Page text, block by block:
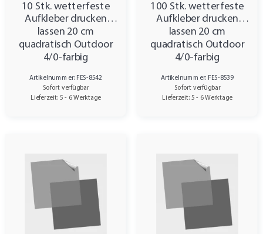
10 Stk. wetterfeste
Aufkleber drucken
lassen 20 cm
quadratisch Outdoor
4/0-farbig
Artikelnummer: FES-8542
Sofort verfügbar
Lieferzeit: 5 - 6 Werktage
100 Stk. wetterfeste
Aufkleber drucken
lassen 20 cm
quadratisch Outdoor
4/0-farbig
Artikelnummer: FES-8539
Sofort verfügbar
Lieferzeit: 5 - 6 Werktage